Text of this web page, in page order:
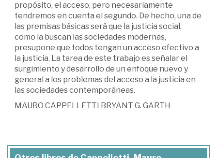
propósito, el acceso, pero necesariamente
tendremos en cuenta el segundo. De hecho, una de
las premisas básicas será que la justicia social,
como la buscan las sociedades modernas,
presupone que todos tengan un acceso efectivo a
la justicia. La tarea de este trabajo es señalar el
surgimiento y desarrollo de un enfoque nuevo y
general a los problemas del acceso a la justicia en
las sociedades contemporáneas.
MAURO CAPPELLETTI BRYANT G. GARTH